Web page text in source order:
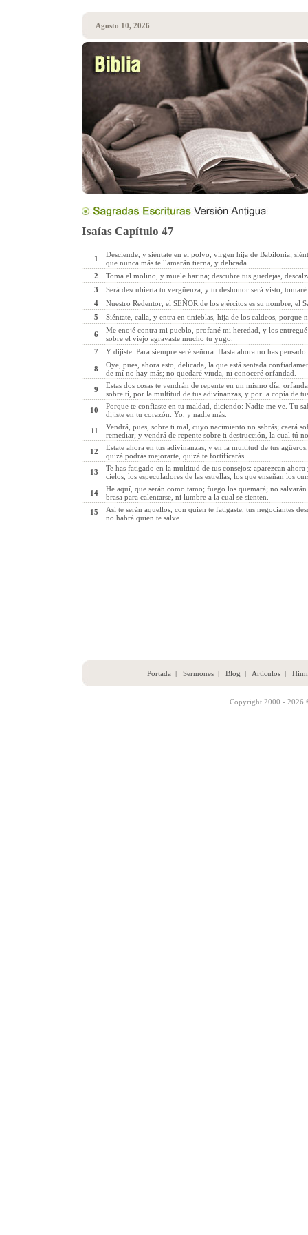
Agosto 10, 2026
Isaías Capítulo 47
1
Desciende, y siéntate en el polvo, virgen hija de Babilonia;
que nunca más te llamarán tierna, y delicada.
2
Toma el molino, y muele harina; descubre tus guedejas,
3
Será descubierta tu vergüenza, y tu deshonor será visto;
4
Nuestro Redentor, el SEÑOR de los ejércitos es su nombre, el
5
Siéntate, calla, y entra en tinieblas, hija de los caldeos, porque
6
Me enojé contra mi pueblo, profané mi heredad, y los
sobre el viejo agravaste mucho tu yugo.
7
Y dijiste: Para siempre seré señora. Hasta ahora no has
8
Oye, pues, ahora esto, delicada, la que está sentada
de mí no hay más; no quedaré viuda, ni conoceré orfandad.
9
Estas dos cosas te vendrán de repente en un mismo día,
sobre ti, por la multitud de tus adivinanzas, y por la copia de
10
Porque te confiaste en tu maldad, diciendo: Nadie me ve. Tu
dijiste en tu corazón: Yo, y nadie más.
11
Vendrá, pues, sobre ti mal, cuyo nacimiento no sabrás; caerá
remediar; y vendrá de repente sobre ti destrucción, la cual tú
12
Estate ahora en tus adivinanzas, y en la multitud de tus
quizá podrás mejorarte, quizá te fortificarás.
13
Te has fatigado en la multitud de tus consejos: aparezcan
cielos, los especuladores de las estrellas, los que enseñan los
14
He aquí, que serán como tamo; fuego los quemará; no
brasa para calentarse, ni lumbre a la cual se sienten.
15
Así te serán aquellos, con quien te fatigaste, tus negociantes
no habrá quien te salve.
Portada | Sermones| Blog | Artículos|
Copyright 2000 - 2026